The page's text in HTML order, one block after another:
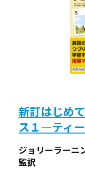
新訂はじめ
ス１―ティ
ジョリーラー
監訳